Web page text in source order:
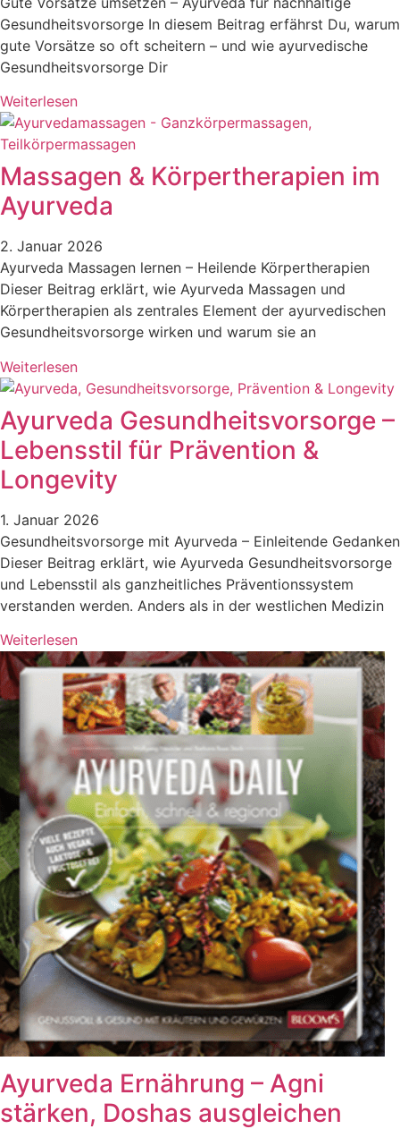
Gesundheitsvorsorge In diesem Beitrag erfährst Du, warum
gute Vorsätze so oft scheitern – und wie ayurvedische
Gesundheitsvorsorge Dir
Weiterlesen
Massagen & Körpertherapien im
Ayurveda
2. Januar 2026
Ayurveda Massagen lernen – Heilende Körpertherapien
Dieser Beitrag erklärt, wie Ayurveda Massagen und
Körpertherapien als zentrales Element der ayurvedischen
Gesundheitsvorsorge wirken und warum sie an
Weiterlesen
Ayurveda Gesundheitsvorsorge –
Lebensstil für Prävention &
Longevity
1. Januar 2026
Gesundheitsvorsorge mit Ayurveda – Einleitende Gedanken
Dieser Beitrag erklärt, wie Ayurveda Gesundheitsvorsorge
und Lebensstil als ganzheitliches Präventionssystem
verstanden werden. Anders als in der westlichen Medizin
Weiterlesen
Ayurveda Ernährung – Agni
stärken, Doshas ausgleichen